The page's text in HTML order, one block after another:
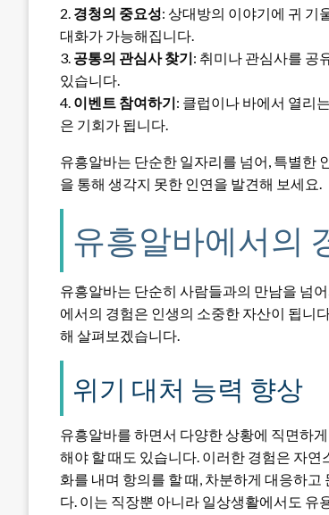
2. 경청의 중요성: 상대방의 이야기에 귀 기
대화가 가능해집니다.
3. 공통의 관심사 찾기: 취미나 관심사를 공
있습니다.
4. 이벤트 참여하기: 클럽이나 바에서 열리
은 기회가 됩니다.
유흥알바는 단순한 일자리를 넘어, 특별한
을 통해 생각지 못한 인연을 발견해 보세요.
유흥알바에서의
유흥알바는 단순히 사람들과의 만남을 넘
에서의 경험은 인생의 소중한 자산이 됩니
해 살펴보겠습니다.
위기 대처 능력 향상
유흥알바를 하면서 다양한 상황에 직면하
해야 할 때도 있습니다. 이러한 경험은 자
화를 내며 항의를 할 때, 차분하게 대응하
다. 이는 직장뿐 아니라 일상생활에서도 유